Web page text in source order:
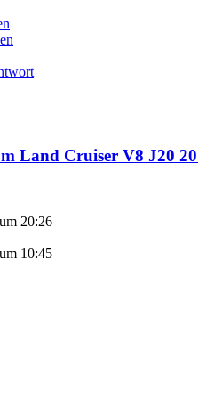
Land Cruiser V8 J20
20:26
10:45